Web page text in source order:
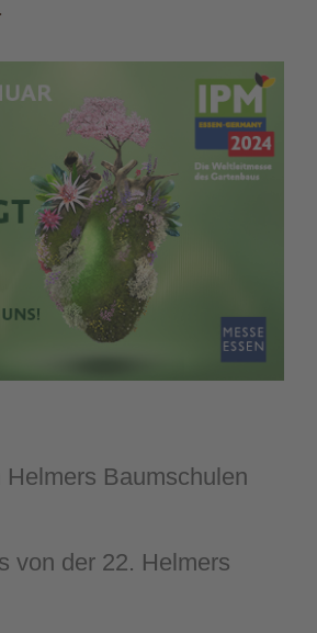
Helmers Baumschulen
von der 22. Helmers